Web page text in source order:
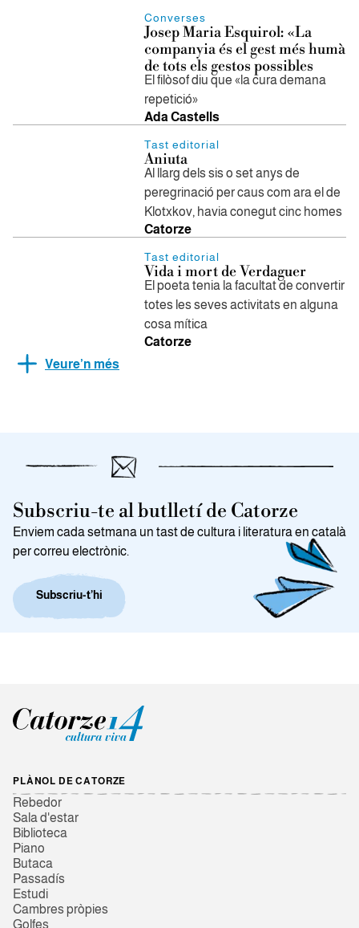
Converses
Josep Maria Esquirol: «La
companyia és el gest més humà
de tots els gestos possibles
El filòsof diu que «la cura demana
repetició»
Ada Castells
Tast editorial
Aniuta
Al llarg dels sis o set anys de
peregrinació per caus com ara el de
Klotxkov, havia conegut cinc homes
Catorze
Tast editorial
Vida i mort de Verdaguer
El poeta tenia la facultat de convertir
totes les seves activitats en alguna
cosa mítica
Catorze
Veure’n més
Subscriu-te al butlletí de Catorze
Enviem cada setmana un tast de cultura i literatura en català
per correu electrònic.
Subscriu-t’hi
PLÀNOL DE CATORZE
Rebedor
Sala d'estar
Biblioteca
Piano
Butaca
Passadís
Estudi
Cambres pròpies
Golfes